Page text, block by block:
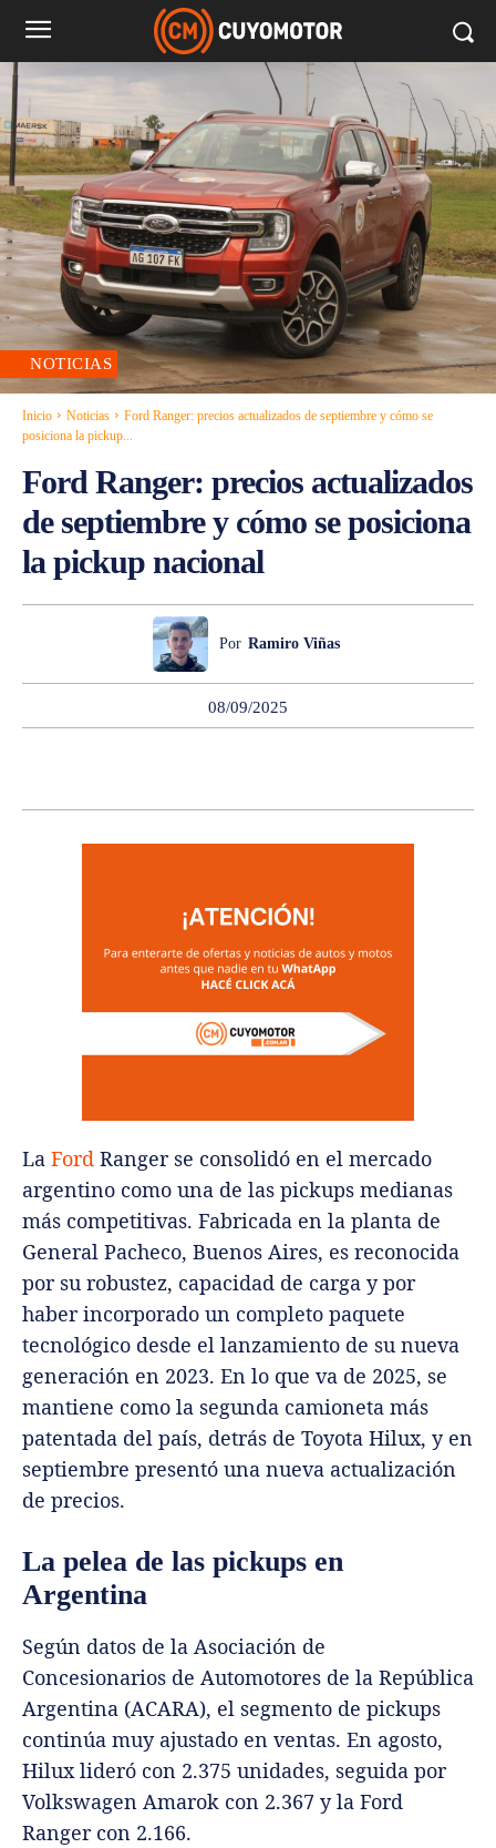
NOTICIAS
Inicio Noticias
Ford Ranger: precios actualizados de septiembre y cómo se
posiciona la pickup...
Ford Ranger: precios actualizados
de septiembre y cómo se posiciona
la pickup nacional
Por Ramiro Viñas
08/09/2025
La Ford Ranger se consolidó en el mercado
argentino como una de las pickups medianas
más competitivas. Fabricada en la planta de
General Pacheco, Buenos Aires, es reconocida
por su robustez, capacidad de carga y por
haber incorporado un completo paquete
tecnológico desde el lanzamiento de su nueva
generación en 2023. En lo que va de 2025, se
mantiene como la segunda camioneta más
patentada del país, detrás de Toyota Hilux, y en
septiembre presentó una nueva actualización
de precios.
La pelea de las pickups en
Argentina
Según datos de la Asociación de
Concesionarios de Automotores de la República
Argentina (ACARA), el segmento de pickups
continúa muy ajustado en ventas. En agosto,
Hilux lideró con 2.375 unidades, seguida por
Volkswagen Amarok con 2.367 y la Ford
Ranger con 2.166.